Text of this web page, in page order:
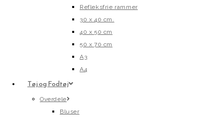
Refleksfrie rammer
30 x 40 cm.
40 x 50 cm
50 x 70 cm
A3
A4
Tøj og Fodtøj
Overdele
Bluser